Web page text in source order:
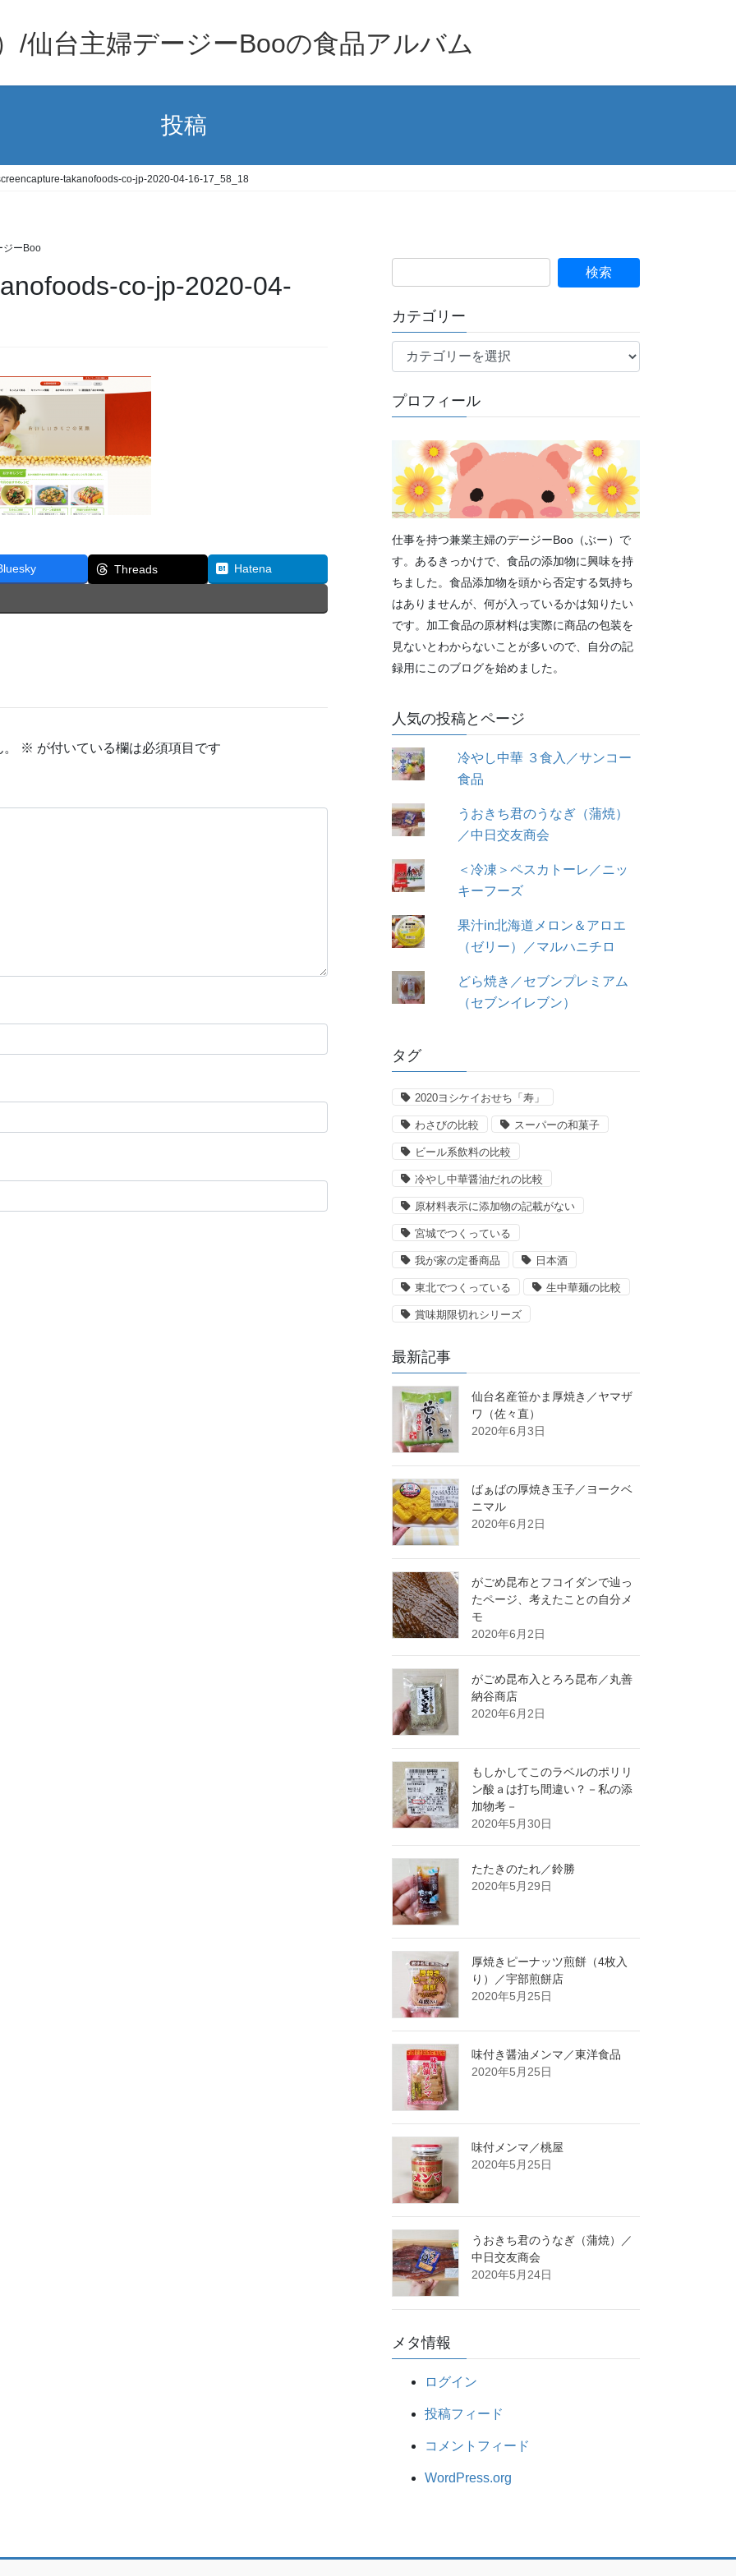
/仙台主婦デージーBooの食品アルバム
投稿
takanofoods-co-jp-2020-04-16-17_58_18
ジーBoo
co-jp-2020-04-
Threads Hatena
※ が付いている欄は必須項目です
カテゴリー
テ
リ
プロフィール
仕事を持つ兼業主婦のデージーBoo（ぶー）で
す。あるきっかけで、食品の添加物に興味を持
ちました。食品添加物を頭から否定する気持ち
はありませんが、何が入っているかは知りたい
です。加工食品の原材料は実際に商品の包装を
見ないとわからないことが多いので、自分の記
録用にこのブログを始めました。
人気の投稿とページ
冷やし中華 ３食入／サンコー
食品
うおきち君のうなぎ（蒲焼）
／中日交友商会
＜冷凍＞ペスカトーレ／ニッ
キーフーズ
果汁in北海道メロン＆アロエ
（ゼリー）／マルハニチロ
どら焼き／セブンプレミアム
（セブンイレブン）
タグ
2020ヨシケイおせち「寿」
わさびの比較 スーパーの和菓子
ビール系飲料の比較
冷やし中華醤油だれの比較
原材料表示に添加物の記載がない
宮城でつくっている
我が家の定番商品 日本酒
東北でつくっている 生中華麺の比較
賞味期限切れシリーズ
最新記事
仙台名産笹かま厚焼き／ヤマザ
ワ（佐々直）
2020年6月3日
ばぁばの厚焼き玉子／ヨークベ
ニマル
2020年6月2日
がごめ昆布とフコイダンで辿っ
たページ、考えたことの自分メ
モ
2020年6月2日
がごめ昆布入とろろ昆布／丸善
納谷商店
2020年6月2日
もしかしてこのラベルのポリリ
ン酸ａは打ち間違い？－私の添
加物考－
2020年5月30日
たたきのたれ／鈴勝
2020年5月29日
厚焼きピーナッツ煎餅（4枚入
り）／宇部煎餅店
2020年5月25日
味付き醤油メンマ／東洋食品
2020年5月25日
味付メンマ／桃屋
2020年5月25日
うおきち君のうなぎ（蒲焼）／
中日交友商会
2020年5月24日
メタ情報
ログイン
投稿フィード
コメントフィード
WordPress.org